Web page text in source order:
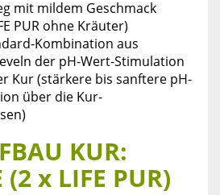
mit mildem Geschmack
PUR ohne Kräuter)
Kombination aus
der pH-Wert-Stimulation
Kur (stärkere bis sanftere pH-
über die Kur-
KUR:
(2 x LIFE PUR)